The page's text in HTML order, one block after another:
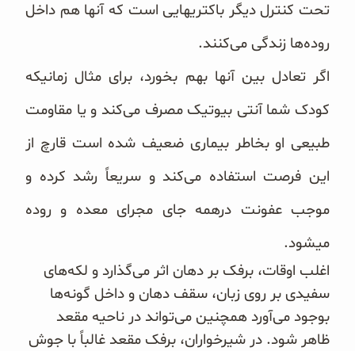
غلات و دانه‌های سالم
صبحانه و میان وعده
پک سلامتی OAB
کتاب‌های OAB
وبلاگ
تحت کنترل دیگر باکتریهایی است که آنها هم داخل
روده‌ها زندگی می‌کنند.
اگر تعادل بین آنها بهم بخورد، برای مثال زمانیکه
کودک شما آنتی بیوتیک مصرف می‌کند و یا مقاومت
طبیعی او بخاطر بیماری ضعیف شده است قارچ از
این فرصت استفاده می‌کند و سریعاً رشد کرده و
موجب عفونت درهمه جای مجرای معده و روده
میشود.
اغلب اوقات، برفک بر دهان اثر می‌گذارد و لکه‌های
سفیدی بر روی زبان، سقف دهان و داخل گونه‌ها
بوجود می‌آورد همچنین می‌تواند در ناحیه مقعد
ظاهر شود. در شیرخواران، برفک مقعد غالباً با جوش